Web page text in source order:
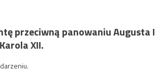
przeciwną panowaniu Augusta
XII.